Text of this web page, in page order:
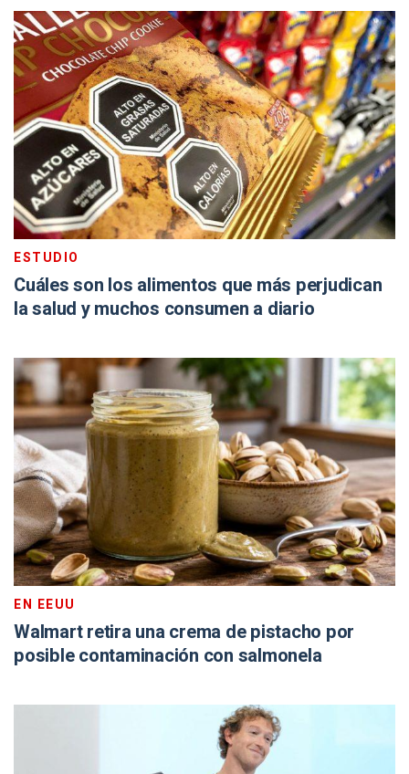
ESTUDIO
Cuáles son los alimentos que más perjudican
la salud y muchos consumen a diario
EN EEUU
Walmart retira una crema de pistacho por
posible contaminación con salmonela